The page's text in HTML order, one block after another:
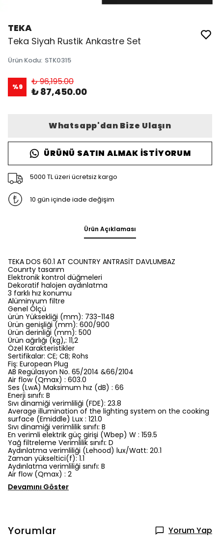
TEKA
Teka Siyah Rustik Ankastre Set
Ürün Kodu: STK0315
%9 ₺ 96,195.00
₺ 87,450.00
Whatsapp'dan Bize Ulaşın
ÜRÜNÜ SATIN ALMAK İSTIYORUM
5000 TL üzeri ücretsiz kargo
10 gün içinde iade değişim
Ürün Açıklaması
TEKA DOS 60.1 AT COUNTRY ANTRASİT DAVLUMBAZ
Counrty tasarım
Elektronik kontrol düğmeleri
Dekoratif halojen aydınlatma
3 farklı hız konumu
Alüminyum filtre
Genel Ölçü
ürün Yüksekliği (mm): 733-1148
Ürün genişliği (mm): 600/900
Ürün derinliği (mm): 500
Ürün ağırlığı (kg),: 11,2
Özel Karakteristikler
Sertifikalar: CE; CB; Rohs
Fiş: European Plug
AB Regülasyon No. 65/2014 &66/2104
Air flow (Qmax) : 603.0
Ses (LwA) Maksimum hız (dB) : 66
Enerji sınıfı: B
Sıvı dinamiği verimliliği (FDE): 23.8
Average illumination of the lighting system on the cooking
surface (Emiddle) Lux : 121.0
Sıvı dinamiği verimlilik sınıfı: B
En verimli elektrik güç girişi (Wbep) W : 159.5
Yağ filtreleme Verimlilik sınıfı: D
Aydınlatma verimliliği (Lehood) lux/Watt: 20.1
Zaman yükseltici(f): 1.1
Aydınlatma verimliliği sınıfı: B
Air flow (Qmax) : 2
Devamını Göster
Yorumlar Yorum Yap